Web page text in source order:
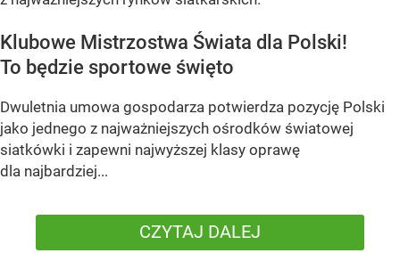
Klubowe Mistrzostwa Świata dla Polski!
To będzie sportowe święto
Dwuletnia umowa gospodarza potwierdza pozycję Polski
jako jednego z najważniejszych ośrodków światowej
siatkówki i zapewni najwyższej klasy oprawę
dla najbardziej...
CZYTAJ DALEJ